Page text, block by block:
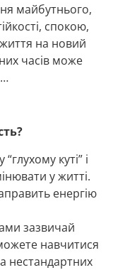
майбутнього,
спокою,
життя на новий
часів може
куті” і
у житті.
енергію
зазвичай
навчитися
нестандартних